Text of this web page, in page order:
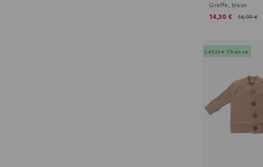
Giraffe, braun
14,30 € 16,99 €
Letzte Chance